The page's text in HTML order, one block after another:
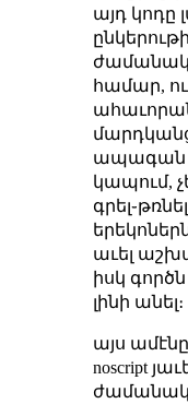
այդ կոդը
ժամանակ
համար, ու
ապագան
կապում,
աւել
իսկ
լինի անել։
այս
noscript
ժամանակ